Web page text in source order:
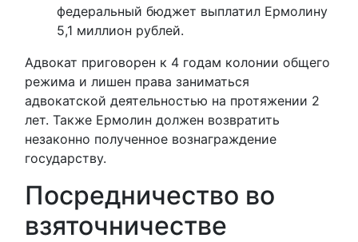
федеральный бюджет выплатил Ермолину
5,1 миллион рублей.
Адвокат приговорен к 4 годам колонии общего
режима и лишен права заниматься
адвокатской деятельностью на протяжении 2
лет. Также Ермолин должен возвратить
незаконно полученное вознаграждение
государству.
Посредничество во
взяточничестве